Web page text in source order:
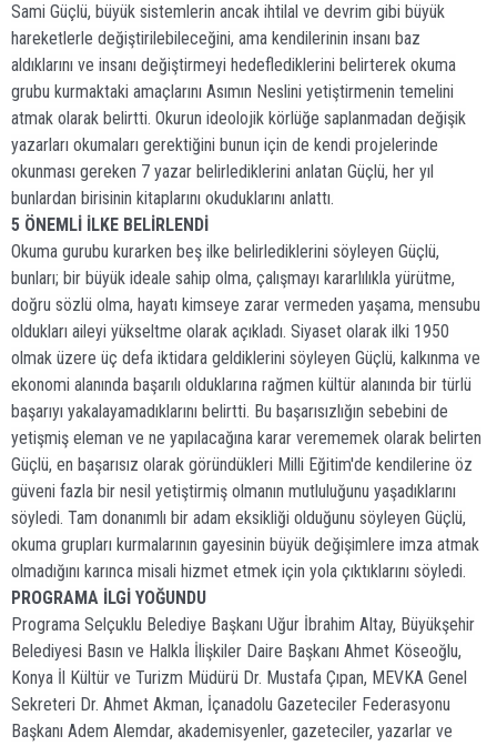
Sami Güçlü, büyük sistemlerin ancak ihtilal ve devrim gibi büyük
hareketlerle değiştirilebileceğini, ama kendilerinin insanı baz
aldıklarını ve insanı değiştirmeyi hedeflediklerini belirterek okuma
grubu kurmaktaki amaçlarını Asımın Neslini yetiştirmenin temelini
atmak olarak belirtti. Okurun ideolojik körlüğe saplanmadan değişik
yazarları okumaları gerektiğini bunun için de kendi projelerinde
okunması gereken 7 yazar belirlediklerini anlatan Güçlü, her yıl
bunlardan birisinin kitaplarını okuduklarını anlattı.
5 ÖNEMLİ İLKE BELİRLENDİ
Okuma gurubu kurarken beş ilke belirlediklerini söyleyen Güçlü,
bunları; bir büyük ideale sahip olma, çalışmayı kararlılıkla yürütme,
doğru sözlü olma, hayatı kimseye zarar vermeden yaşama, mensubu
oldukları aileyi yükseltme olarak açıkladı. Siyaset olarak ilki 1950
olmak üzere üç defa iktidara geldiklerini söyleyen Güçlü, kalkınma ve
ekonomi alanında başarılı olduklarına rağmen kültür alanında bir türlü
başarıyı yakalayamadıklarını belirtti. Bu başarısızlığın sebebini de
yetişmiş eleman ve ne yapılacağına karar verememek olarak belirten
Güçlü, en başarısız olarak göründükleri Milli Eğitim'de kendilerine öz
güveni fazla bir nesil yetiştirmiş olmanın mutluluğunu yaşadıklarını
söyledi. Tam donanımlı bir adam eksikliği olduğunu söyleyen Güçlü,
okuma grupları kurmalarının gayesinin büyük değişimlere imza atmak
olmadığını karınca misali hizmet etmek için yola çıktıklarını söyledi.
PROGRAMA İLGİ YOĞUNDU
Programa Selçuklu Belediye Başkanı Uğur İbrahim Altay, Büyükşehir
Belediyesi Basın ve Halkla İlişkiler Daire Başkanı Ahmet Köseoğlu,
Konya İl Kültür ve Turizm Müdürü Dr. Mustafa Çıpan, MEVKA Genel
Sekreteri Dr. Ahmet Akman, İçanadolu Gazeteciler Federasyonu
Başkanı Adem Alemdar, akademisyenler, gazeteciler, yazarlar ve